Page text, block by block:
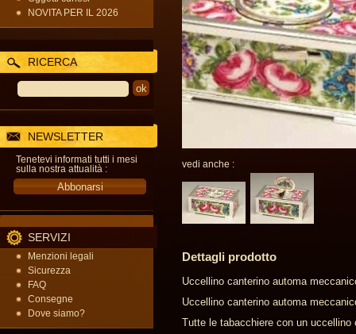
NOVITA PER IL 2026
RICERCA
NEWSLETTER
Tenetevi informati tutti i mesi
sulla nostra attualità :
SERVIZI
Menzioni legali
Sicurezza
FAQ
Consegne
Dove siamo?
vedi anche :
Dettagli prodotto
Uccellino canterino automa
Uccellino canterino automa
Tutte le tabacchiere con un